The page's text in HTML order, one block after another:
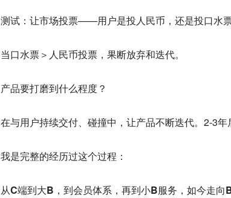
测试：让市场投票——用户是投人民币，还是投口水
当口水票＞人民币投票，果断放弃和迭代。
产品要打磨到什么程度？
在与用户持续交付、碰撞中，让产品不断迭代。2-3年
我是完整的经历过这个过程：
从C端到大B，到会员体系，再到小B服务，如今走向